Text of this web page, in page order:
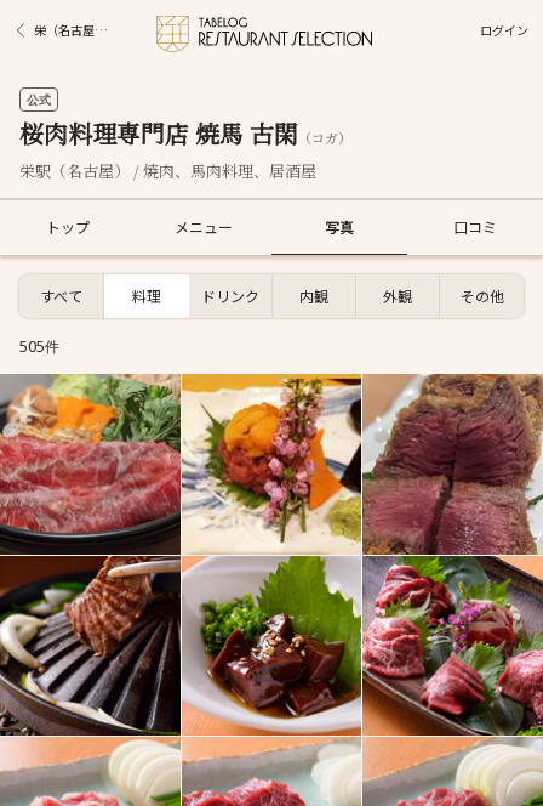
栄（名古屋）駅グルメ ログイン
公式
桜肉料理専門店 焼馬 古閑 （コガ）
栄駅（名古屋） / 焼肉、馬肉料理、居酒屋
トップ メニュー 写真 口コミ
すべて 料理 ドリンク 内観 外観 その他
505件